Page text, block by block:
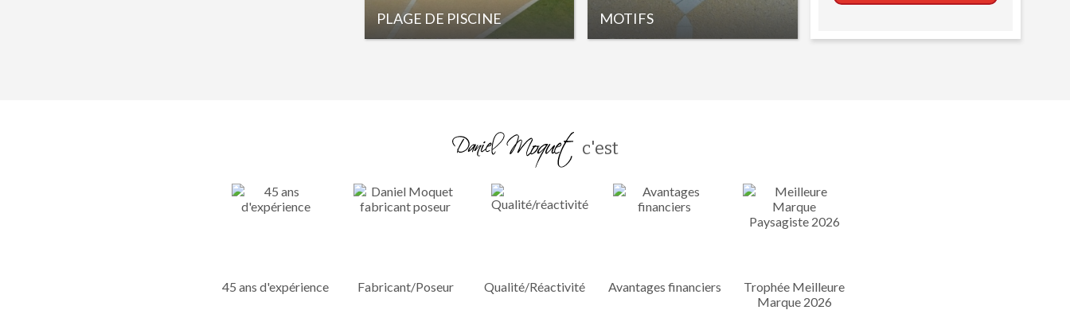
PLAGE DE PISCINE MOTIFS
c'est
45 ans d'expérience Fabricant/Poseur Qualité/Réactivité Avantages financiers
Trophée Meilleure
Marque 2026